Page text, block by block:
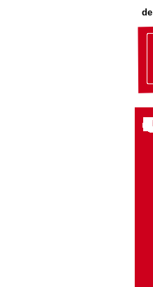
de